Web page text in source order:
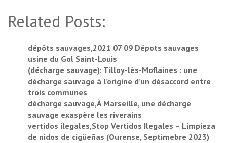
Related Posts:
dépôts sauvages,2021 07 09 Dépots sauvages
usine du Gol Saint-Louis
(décharge sauvage): Tilloy-lès-Moflaines : une
décharge sauvage à l’origine d’un désaccord entre
trois communes
décharge sauvage,À Marseille, une décharge
sauvage exaspère les riverains
vertidos ilegales,Stop Vertidos Ilegales – Limpieza
de nidos de cigüeñas (Ourense, Septimebre 2023)